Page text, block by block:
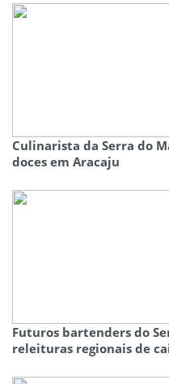
Culinarista da Serra do
doces em Aracaju
Futuros bartenders do
releituras regionais de